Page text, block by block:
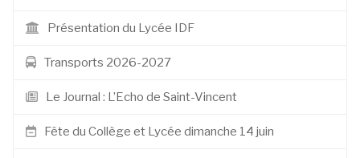
Présentation du Lycée IDF
Transports 2026-2027
Le Journal : L’Echo de Saint-Vincent
Fête du Collège et Lycée dimanche 14 juin